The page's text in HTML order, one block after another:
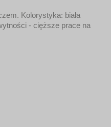
Kolorystyka: biała
- cięższe prace na